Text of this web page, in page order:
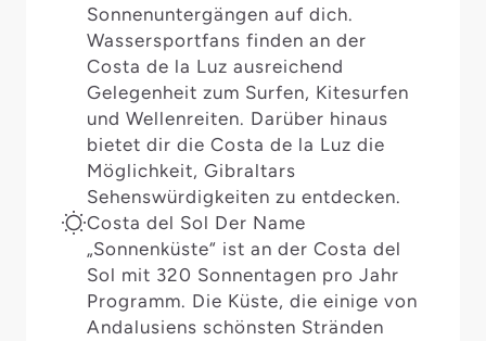
Sonnenuntergängen auf dich.
Wassersportfans finden an der
Costa de la Luz ausreichend
Gelegenheit zum Surfen, Kitesurfen
und Wellenreiten. Darüber hinaus
bietet dir die Costa de la Luz die
Möglichkeit, Gibraltars
Sehenswürdigkeiten zu entdecken.
Costa del Sol Der Name
„Sonnenküste“ ist an der Costa del
Sol mit 320 Sonnentagen pro Jahr
Programm. Die Küste, die einige von
Andalusiens schönsten Stränden